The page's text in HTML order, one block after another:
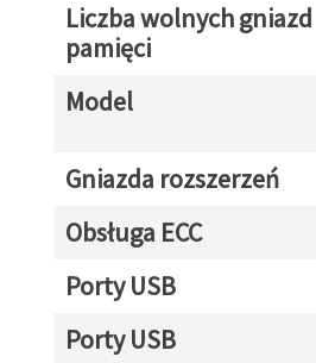
Liczba wolnych gniazd
pamięci
Model
Gniazda rozszerzeń
Obsługa ECC
Porty USB
Porty USB